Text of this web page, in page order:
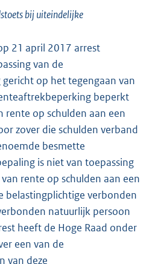
bij uiteindelijke
21 april 2017 arrest
van de
op het tegengaan van
beperkt
rente op schulden aan een
zover die schulden verband
besmette
is niet van toepassing
rente op schulden aan een
belastingplichtige verbonden
natuurlijk persoon
heeft de Hoge Raad onder
een van de
van deze